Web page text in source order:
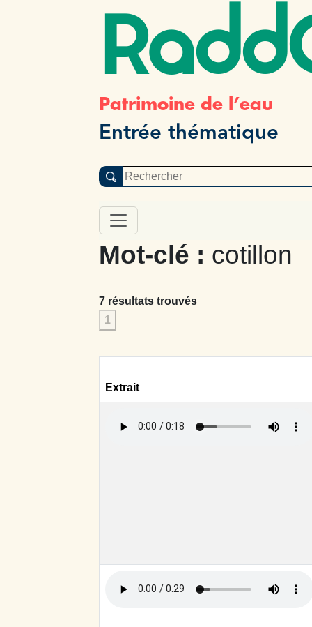
Patrimoine de l’eau
Entrée thématique
Mot-clé : cotillon
7 résultats trouvés
1
Extrait